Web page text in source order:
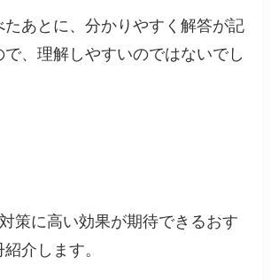
たあとに、分かりやすく解答が記
、理解しやすいのではないでし
策に高い効果が期待できるおす
介します。